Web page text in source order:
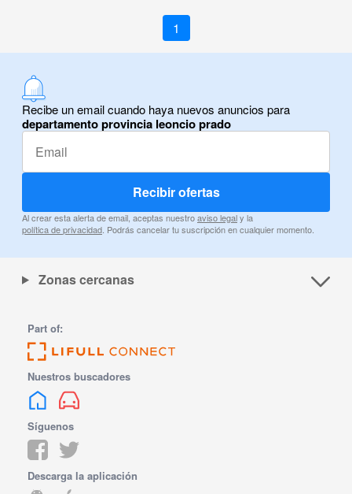
1
Recibe un email cuando haya nuevos anuncios para
departamento provincia leoncio prado
Recibir ofertas
Al crear esta alerta de email, aceptas nuestroaviso legaly la
política de privacidad . Podrás cancelar tu suscripción en cualquier momento.
Zonas cercanas
Part of:
Nuestros buscadores
Síguenos
Descarga la aplicación